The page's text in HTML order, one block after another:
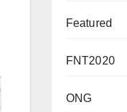
Featured
FNT2020
ONG